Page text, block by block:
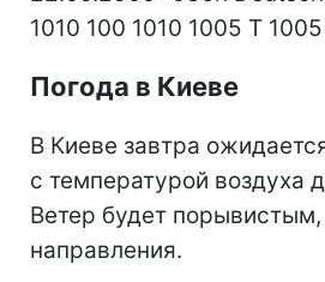
Погода в Киеве
В Киеве завтра
с температурой воздуха
Ветер будет
направления.